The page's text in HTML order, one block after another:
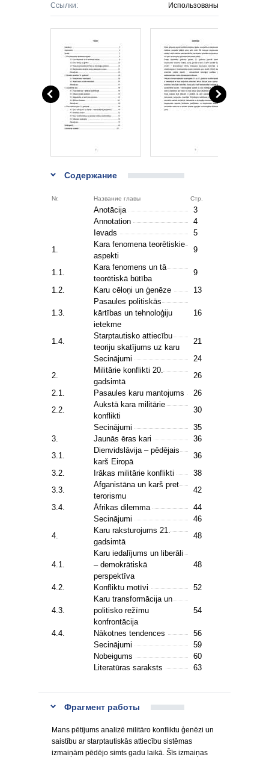
Ссылки: Использованы
Содержание
Nr. Название главы Стр.
Anotācija
3
Annotation
4
Ievads
5
1.
Kara fenomena teorētiskie
aspekti
9
1.1.
Kara fenomens un tā
teorētiskā būtība
9
1.2.
Karu cēloņi un ģenēze 13
1.3.
Pasaules politiskās
kārtības un tehnoloģiju
ietekme
16
1.4.
Starptautisko attiecību
teoriju skatījums uz karu
21
Secinājumi
24
2.
Militārie konflikti 20.
gadsimtā
26
2.1.
Pasaules karu mantojums
26
2.2.
Aukstā kara militārie
konflikti
30
Secinājumi
35
3.
Jaunās ēras kari
36
3.1.
Dienvidslāvija – pēdējais
karš Eiropā
36
3.2.
Irākas militārie konflikti
38
3.3.
Afganistāna un karš pret
terorismu
42
3.4.
Āfrikas dilemma
44
Secinājumi
46
4.
Karu raksturojums 21.
gadsimtā
48
4.1.
Karu iedalījums un liberāli
– demokrātiskā
perspektīva
48
4.2. Konfliktu motīvi 52
4.3.
Karu transformācija un
politisko režīmu
konfrontācija
54
4.4. Nākotnes tendences
56
Secinājumi
59
Nobeigums
60
Literatūras saraksts
63
Фрагмент работы
Mans pētījums analizē militāro konfliktu ģenēzi un
saistību ar starptautiskās attiecību sistēmas
izmaiņām pēdējo simts gadu laikā. Šīs izmaiņas